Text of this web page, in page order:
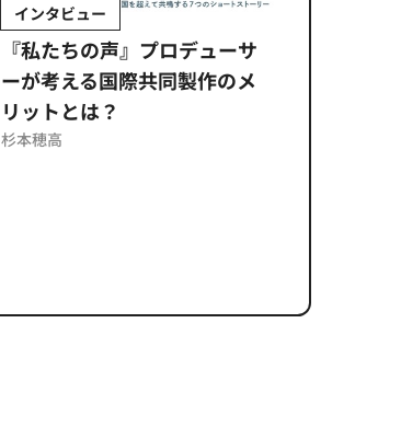
インタビュー
『私たちの声』プロデューサ
ーが考える国際共同製作のメ
リットとは？
杉本穂高